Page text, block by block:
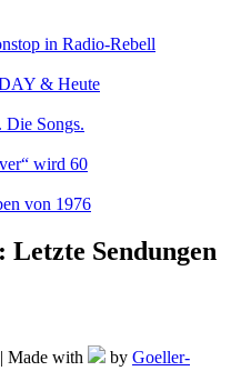
in Radio-Rebell
& Heute
Die Songs.
wird 60
von 1976
Sendungen
Made with by Goeller-